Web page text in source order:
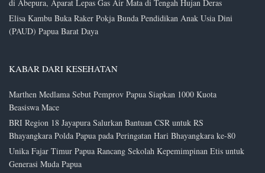
di Abepura, Aparat Lepas Gas Air Mata di Tengah Hujan Deras
Elisa Kambu Buka Raker Pokja Bunda Pendidikan Anak Usia Dini
(PAUD) Papua Barat Daya
KABAR DARI KESEHATAN
Marthen Medlama Sebut Pemprov Papua Siapkan 1000 Kuota
Beasiswa Mace
BRI Region 18 Jayapura Salurkan Bantuan CSR untuk RS
Bhayangkara Polda Papua pada Peringatan Hari Bhayangkara ke-80
Unika Fajar Timur Papua Rancang Sekolah Kepemimpinan Etis untuk
Generasi Muda Papua